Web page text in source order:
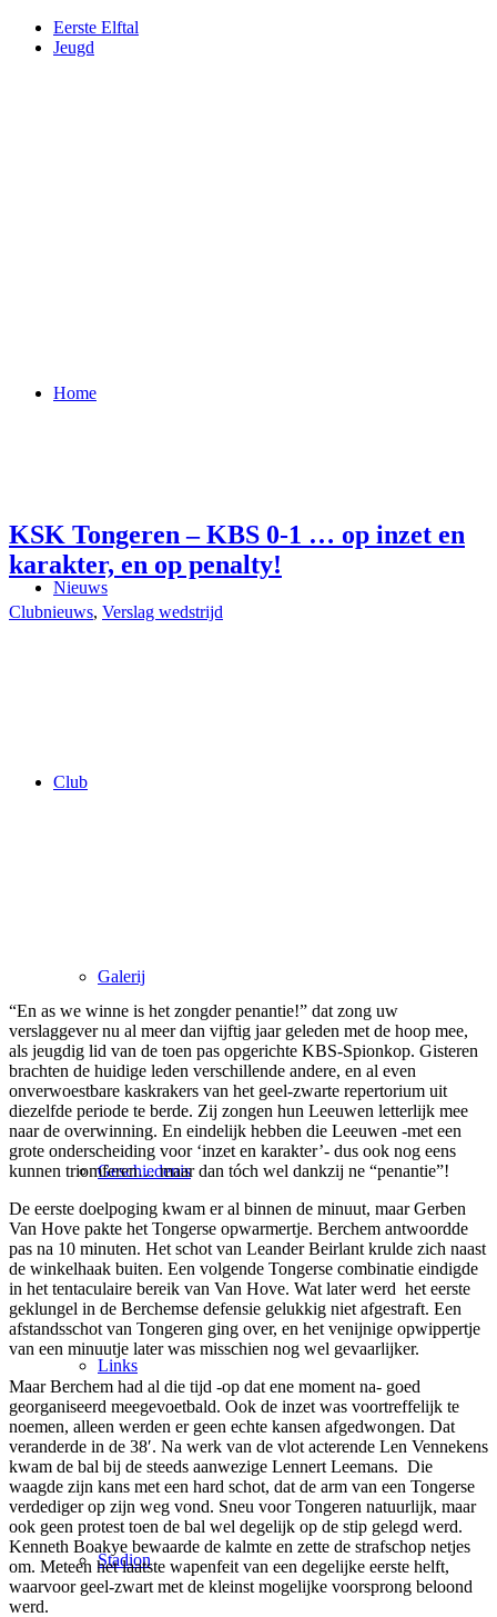
Eerste Elftal
Jeugd
Home
Nieuws
Club
Galerij
Geschiedenis
Links
Stadion
KSK Tongeren – KBS 0-1 … op inzet en
karakter, en op penalty!
Clubnieuws, Verslag wedstrijd
“En as we winne is het zongder penantie!” dat zong uw
verslaggever nu al meer dan vijftig jaar geleden met de hoop mee,
als jeugdig lid van de toen pas opgerichte KBS-Spionkop. Gisteren
brachten de huidige leden verschillende andere, en al even
onverwoestbare kaskrakers van het geel-zwarte repertorium uit
diezelfde periode te berde. Zij zongen hun Leeuwen letterlijk mee
naar de overwinning. En eindelijk hebben die Leeuwen -met een
grote onderscheiding voor ‘inzet en karakter’- dus ook nog eens
kunnen triomferen… maar dan tóch wel dankzij ne “penantie”!
De eerste doelpoging kwam er al binnen de minuut, maar Gerben
Van Hove pakte het Tongerse opwarmertje. Berchem antwoordde
pas na 10 minuten. Het schot van Leander Beirlant krulde zich naast
de winkelhaak buiten. Een volgende Tongerse combinatie eindigde
in het tentaculaire bereik van Van Hove. Wat later werd het eerste
geklungel in de Berchemse defensie gelukkig niet afgestraft. Een
afstandsschot van Tongeren ging over, en het venijnige opwippertje
van een minuutje later was misschien nog wel gevaarlijker.
Maar Berchem had al die tijd -op dat ene moment na- goed
georganiseerd meegevoetbald. Ook de inzet was voortreffelijk te
noemen, alleen werden er geen echte kansen afgedwongen. Dat
veranderde in de 38′. Na werk van de vlot acterende Len Vennekens
kwam de bal bij de steeds aanwezige Lennert Leemans. Die
waagde zijn kans met een hard schot, dat de arm van een Tongerse
verdediger op zijn weg vond. Sneu voor Tongeren natuurlijk, maar
ook geen protest toen de bal wel degelijk op de stip gelegd werd.
Kenneth Boakye bewaarde de kalmte en zette de strafschop netjes
om. Meteen het laatste wapenfeit van een degelijke eerste helft,
waarvoor geel-zwart met de kleinst mogelijke voorsprong beloond
werd.